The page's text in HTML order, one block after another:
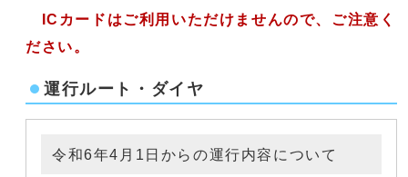
ICカードはご利用いただけませんので、ご注意く
ださい。
運行ルート・ダイヤ
令和6年4月1日からの運行内容について